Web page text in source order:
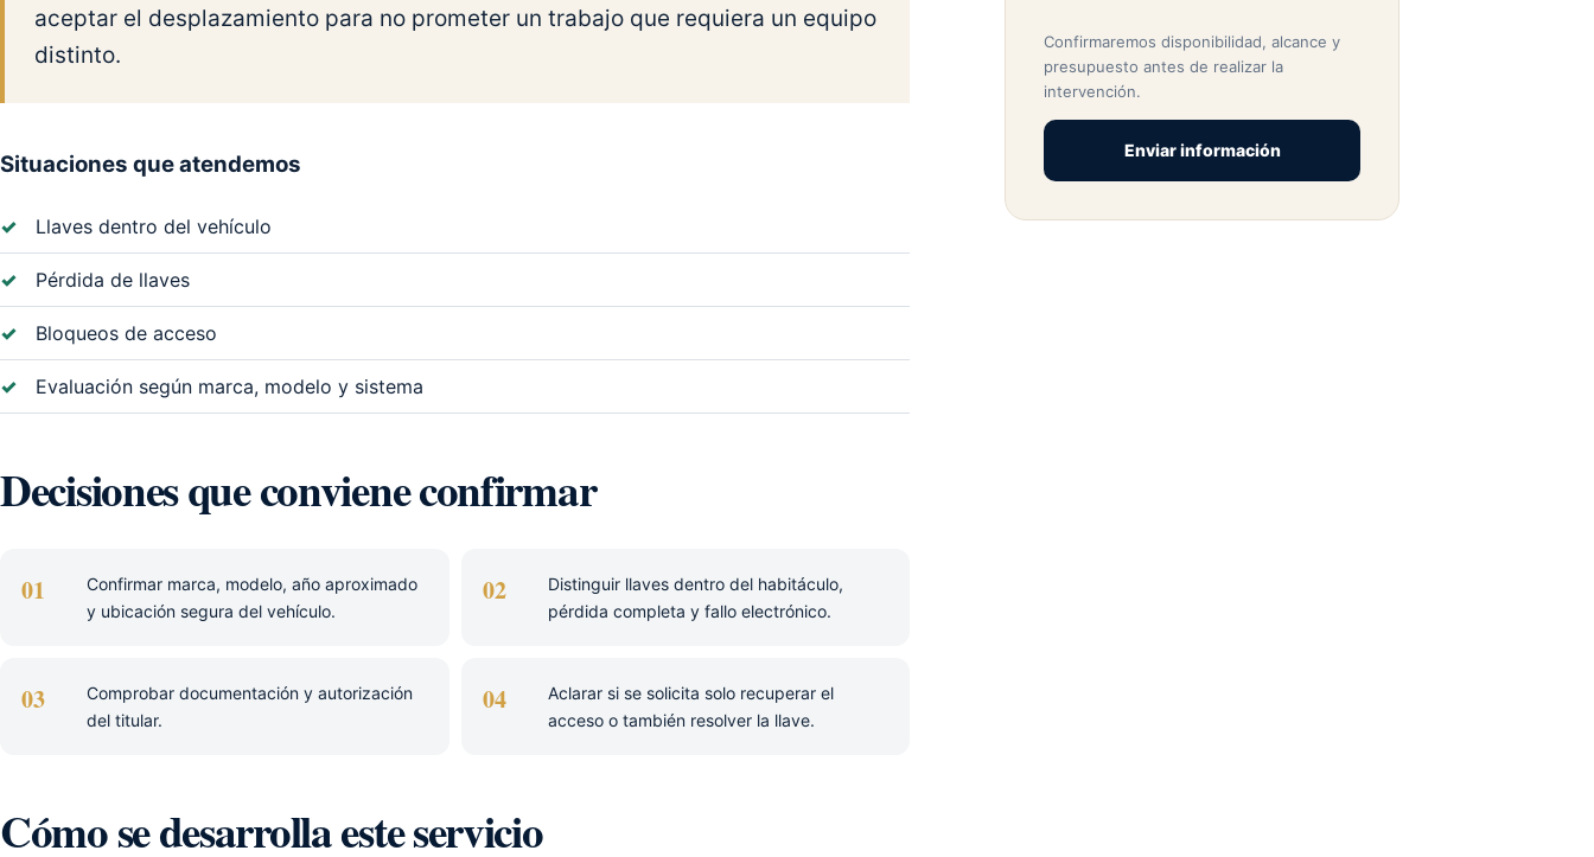
aceptar el desplazamiento para no prometer un trabajo que requiera un equipo
distinto.
Situaciones que atendemos
Llaves dentro del vehículo
Pérdida de llaves
Bloqueos de acceso
Evaluación según marca, modelo y sistema
Decisiones que conviene confirmar
01
Confirmar marca, modelo, año aproximado
y ubicación segura del vehículo.
02
Distinguir llaves dentro del habitáculo,
pérdida completa y fallo electrónico.
03
Comprobar documentación y autorización
del titular.
04
Aclarar si se solicita solo recuperar el
acceso o también resolver la llave.
Cómo se desarrolla este servicio
Confirmaremos disponibilidad, alcance y
presupuesto antes de realizar la
intervención.
Enviar información